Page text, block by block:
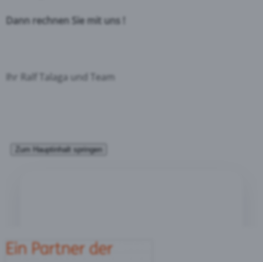
Dann rechnen Sie mit uns !
Ihr Ralf Talaga und Team